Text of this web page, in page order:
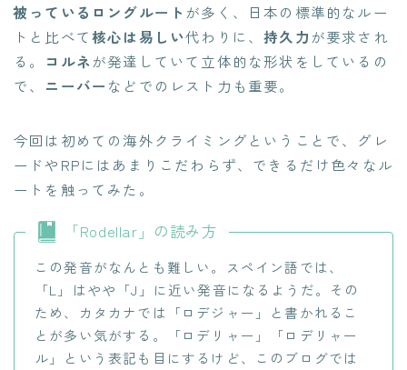
被っているロングルート が多く、日本の標準的なルー
トと比べて核心は易しい代わりに、持久力 が要求され
る。
コルネが発達していて立体的な形状をしているの
で、 ニーバー などでのレスト力も重要。
今回は初めての海外クライミングということで、グレ
ードやRPにはあまりこだわらず、できるだけ色々なル
ートを触ってみた。
「Rodellar」の読み方
この発音がなんとも難しい。スペイン語では、
「L」はやや「J」に近い発音になるようだ。その
ため、カタカナでは「ロデジャー」と書かれるこ
とが多い気がする。「ロデリャー」「ロデリャー
ル」という表記も目にするけど、このブログでは